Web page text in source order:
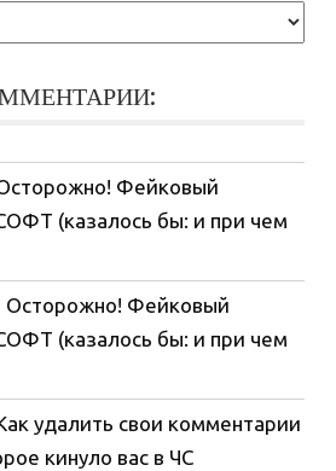
Фейковый
(казалось бы: и при чем
Осторожно! Фейковый
(казалось бы: и при чем
удалить свои комментарии
кинуло вас в ЧС